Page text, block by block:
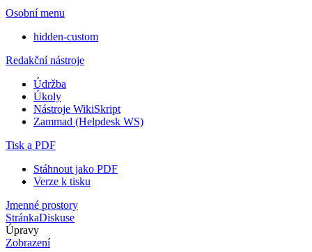
Osobní menu
hidden-custom
Redakční nástroje
Údržba
Úkoly
Nástroje WikiSkript
Zammad (Helpdesk WS)
Tisk a PDF
Stáhnout jako PDF
Verze k tisku
Jmenné prostory
StránkaDiskuse
Úpravy
Zobrazení